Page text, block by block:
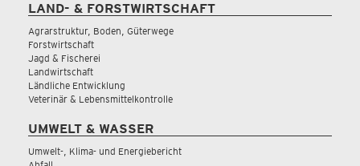
LAND- & FORSTWIRTSCHAFT
Agrarstruktur, Boden, Güterwege
Forstwirtschaft
Jagd & Fischerei
Landwirtschaft
Ländliche Entwicklung
Veterinär & Lebensmittelkontrolle
UMWELT & WASSER
Umwelt-, Klima- und Energiebericht